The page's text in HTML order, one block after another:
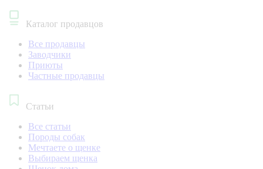
Каталог продавцов
Все продавцы
Заводчики
Приюты
Частные продавцы
Статьи
Все статьи
Породы собак
Мечтаете о щенке
Выбираем щенка